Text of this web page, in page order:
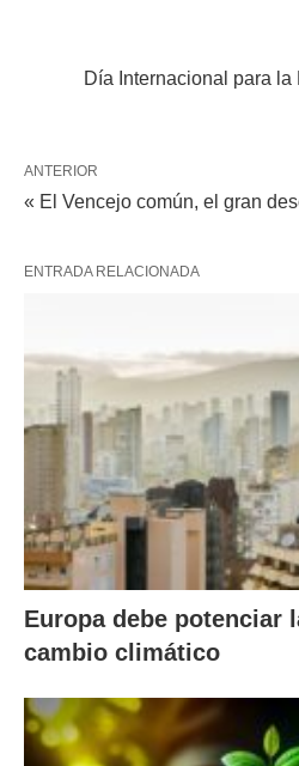
Día Internacional para
ANTERIOR
« El Vencejo común, el gran
ENTRADA RELACIONADA
Europa debe potenciar
cambio climático